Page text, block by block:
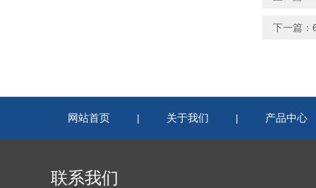
下一篇：
网站首页 | 关于我们 | 产品中心
联系我们